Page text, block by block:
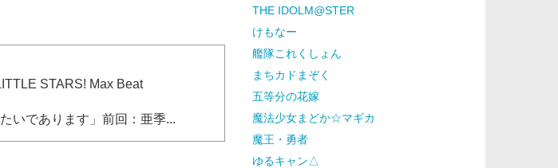
STARS! Max Beat
いであります」前回：亜季...
THE IDOLM@STER
けもなー
艦隊これくしょん
まちカドまぞく
五等分の花嫁
魔法少女まどか☆マギカ
魔王・勇者
ゆるキャン△